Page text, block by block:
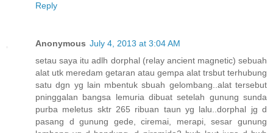
Reply
Anonymous July 4, 2013 at 3:04 AM
setau saya itu adlh dorphal (relay ancient magnetic) sebuah
alat utk meredam getaran atau gempa alat trsbut terhubung
satu dgn yg lain mbentuk sbuah gelombang..alat tersebut
pninggalan bangsa lemuria dibuat setelah gunung sunda
purba meletus sktr 265 ribuan taun yg lalu..dorphal jg d
pasang d gunung gede, ciremai, merapi, sesar gunung